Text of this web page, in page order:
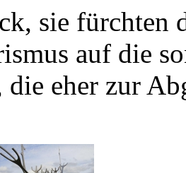
auf die
eher zur